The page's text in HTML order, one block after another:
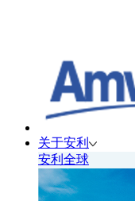
关于安利
安利全球